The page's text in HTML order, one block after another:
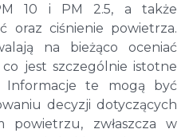
10 i PM 2.5, a także
oraz ciśnienie powietrza.
na bieżąco oceniać
co jest szczególnie istotne
Informacje te mogą być
decyzji dotyczących
powietrzu, zwłaszcza w